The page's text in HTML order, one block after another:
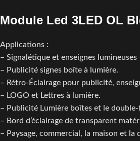
Module Led 3LED OL
Applications :
– Signalétique et enseignes lumineuses
– Publicité signes boîte à lumière.
– Rétro-Éclairage pour publicité,
– LOGO et Lettres à lumière.
– Publicité Lumière boîtes et le
– Bord d’éclairage de transparent
– Paysage, commercial, la maison et la